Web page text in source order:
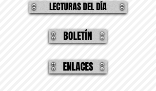
LECTURAS DEL DÍA
BOLETÍN
ENLACES